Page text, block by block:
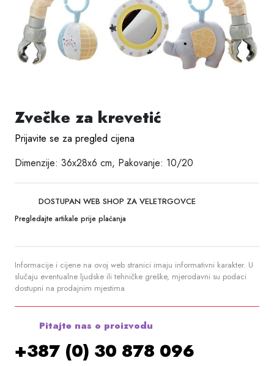
Zvečke za krevetić
Prijavite se za pregled cijena
Dimenzije: 36x28x6 cm, Pakovanje: 10/20
DOSTUPAN WEB SHOP ZA VELETRGOVCE
Pregledajte artikale prije plaćanja
Informacije i cijene na ovoj web stranici imaju informativni karakter. U
slučaju eventualne ljudske ili tehničke greške, mjerodavni su podaci
dostupni na prodajnim mjestima
Pitajte nas o proizvodu
+387 (0) 30 878 096